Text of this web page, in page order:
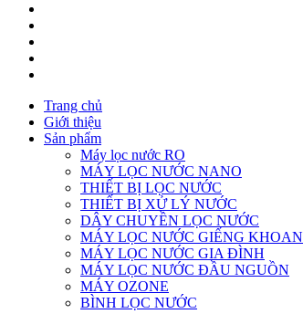
Trang chủ
Giới thiệu
Sản phẩm
Máy lọc nước RO
MÁY LỌC NƯỚC NANO
THIẾT BỊ LỌC NƯỚC
THIẾT BỊ XỬ LÝ NƯỚC
DÂY CHUYỀN LỌC NƯỚC
MÁY LỌC NƯỚC GIẾNG KHOAN
MÁY LỌC NƯỚC GIA ĐÌNH
MÁY LỌC NƯỚC ĐẦU NGUỒN
MÁY OZONE
BÌNH LỌC NƯỚC